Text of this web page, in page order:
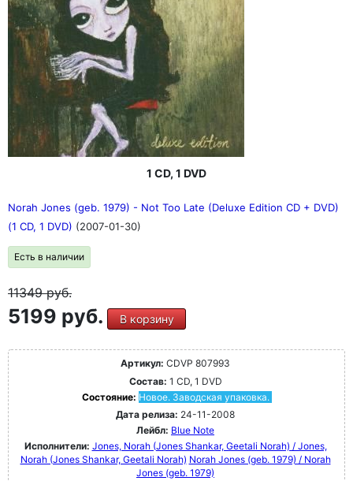
1 CD, 1 DVD
Norah Jones (geb. 1979) - Not Too Late (Deluxe Edition CD + DVD)
(1 CD, 1 DVD) (2007-01-30)
Есть в наличии
11349руб.
5199 руб. В корзину
Артикул: CDVP 807993
Состав: 1 CD, 1 DVD
Состояние: Новое. Заводская упаковка.
Дата релиза: 24-11-2008
Лейбл: Blue Note
Исполнители: Jones, Norah (Jones Shankar, Geetali Norah) / Jones,
Norah (Jones Shankar, Geetali Norah) Norah Jones (geb. 1979) / Norah
Jones (geb. 1979)